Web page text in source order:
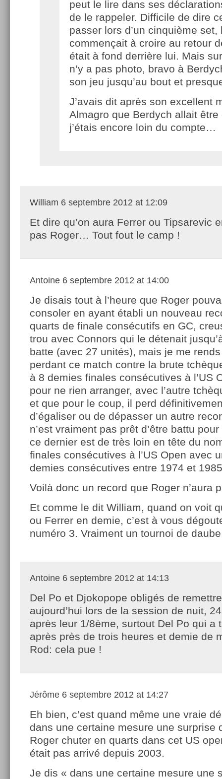
peut le lire dans ses
de le rappeler. Difficile de dire
passer lors d’un cinquième set,
commençait à croire au retour
était à fond derrière lui. Mais
n’y a pas photo, bravo à
son jeu jusqu’au bout et
J’avais dit après son excellent
Almagro que Berdych allait être
j’étais encore loin du compte…
William 6 septembre 2012 at 12:09
Et dire qu’on aura Ferrer ou Tipsarevic
pas Roger… Tout fout le camp !
Antoine 6 septembre 2012 at 14:00
Je disais tout à l’heure que Roger
consoler en ayant établi un nouveau
quarts de finale consécutifs en GC,
trou avec Connors qui le détenait
batte (avec 27 unités), mais je me rends
perdant ce match contre la brute
à 8 demies finales consécutives à l’US
pour ne rien arranger, avec l’autre
et que pour le coup, il perd
d’égaliser ou de dépasser un autre
n’est vraiment pas prêt d’être battu
ce dernier est de très loin en tête du
finales consécutives à l’US Open avec
demies consécutives entre 1974 et
Voilà donc un record que Roger n’aura
Et comme le dit William, quand on voit
ou Ferrer en demie, c’est à vous
numéro 3. Vraiment un tournoi de
Antoine 6 septembre 2012 at 14:13
Del Po et Djokopope obligés de
aujourd’hui lors de la session de nuit,
après leur 1/8ème, surtout Del Po qui a
après près de trois heures et demie de
Rod: cela pue !
Jérôme 6 septembre 2012 at 14:27
Eh bien, c’est quand même une vraie
dans une certaine mesure une surprise
Roger chuter en quarts dans cet US
était pas arrivé depuis 2003.
Je dis « dans une certaine mesure une